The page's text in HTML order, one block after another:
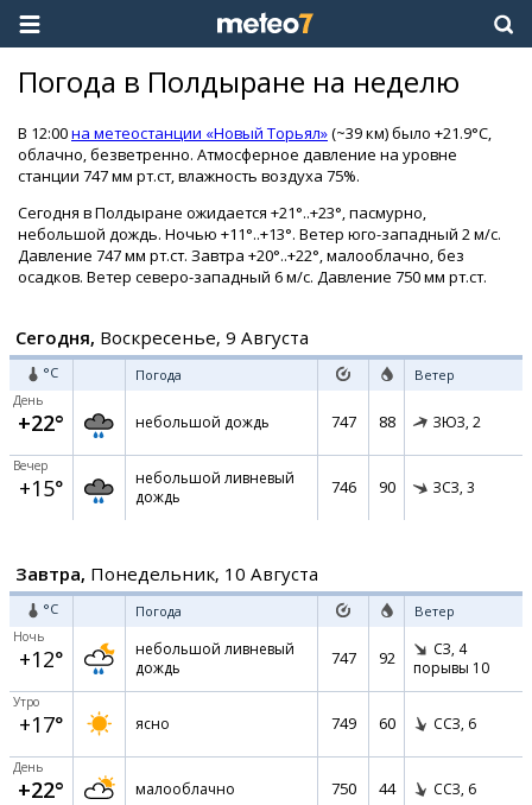
Погода в Полдыране на неделю
В 12:00на метеостанции «Новый Торьял»(~39 км) было +21.9°C,
облачно, безветренно. Атмосферное давление на уровне
станции 747 мм рт.ст, влажность воздуха 75%.
Сегодня в Полдыране ожидается +21°..+23°, пасмурно,
небольшой дождь. Ночью +11°..+13°. Ветер юго-западный 2 м/с.
Давление 747 мм рт.ст. Завтра +20°..+22°, малооблачно, без
осадков. Ветер северо-западный 6 м/с. Давление 750 мм рт.ст.
Сегодня, Воскресенье, 9 Августа
°C Погода Ветер
День
+22° небольшой дождь 747 88 ЗЮЗ, 2
Вечер
+15°
небольшой ливневый
дождь
746 90 ЗСЗ, 3
Завтра, Понедельник, 10 Августа
°C Погода Ветер
Ночь
+12°
небольшой ливневый
дождь
747 92 СЗ, 4
порывы 10
Утро
+17° ясно 749 60 ССЗ, 6
День
+22° малооблачно 750 44 ССЗ, 6